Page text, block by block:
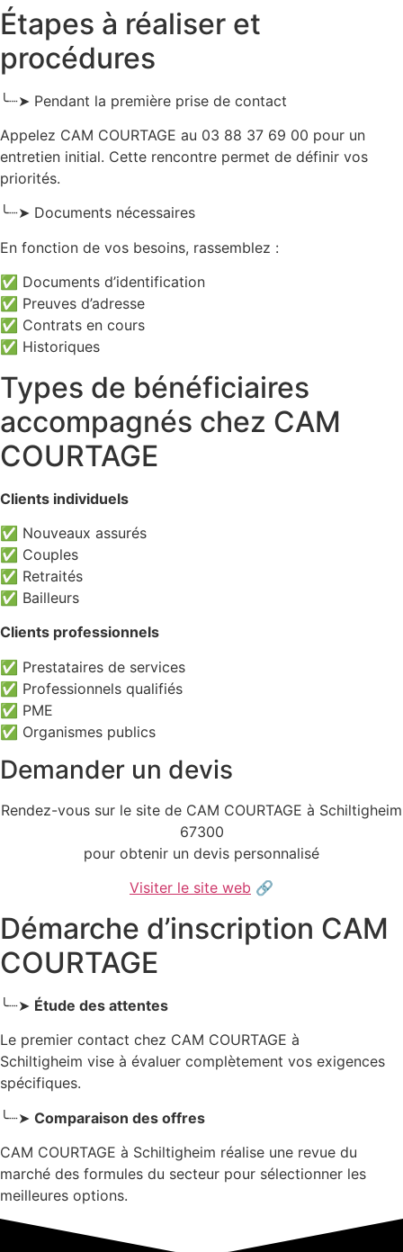
Étapes à réaliser et
procédures
╰┈➤ Pendant la première prise de contact
Appelez CAM COURTAGE au 03 88 37 69 00 pour un
entretien initial. Cette rencontre permet de définir vos
priorités.
╰┈➤ Documents nécessaires
En fonction de vos besoins, rassemblez :
✅ Documents d’identification
✅ Preuves d’adresse
✅ Contrats en cours
✅ Historiques
Types de bénéficiaires
accompagnés chez CAM
COURTAGE
Clients individuels
✅ Nouveaux assurés
✅ Couples
✅ Retraités
✅ Bailleurs
Clients professionnels
✅ Prestataires de services
✅ Professionnels qualifiés
✅ PME
✅ Organismes publics
Demander un devis
Rendez-vous sur le site de CAM COURTAGE à Schiltigheim
67300
pour obtenir un devis personnalisé
Visiter le site web 🔗
Démarche d’inscription CAM
COURTAGE
╰┈➤ Étude des attentes
Le premier contact chez CAM COURTAGE à
Schiltigheim vise à évaluer complètement vos exigences
spécifiques.
╰┈➤ Comparaison des offres
CAM COURTAGE à Schiltigheim réalise une revue du
marché des formules du secteur pour sélectionner les
meilleures options.